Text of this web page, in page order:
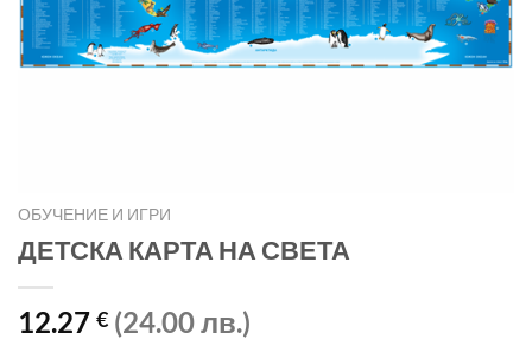
ОБУЧЕНИЕ И ИГРИ
ДЕТСКА КАРТА НА СВЕТА
12.27 € (24.00 лв.)